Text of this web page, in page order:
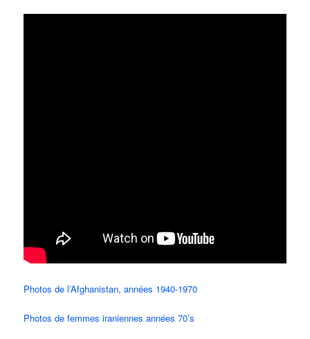
Photos de l’Afghanistan, années 1940-1970
Photos de femmes iraniennes années 70’s